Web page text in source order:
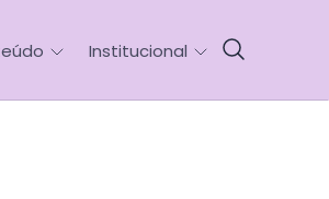
Institucional